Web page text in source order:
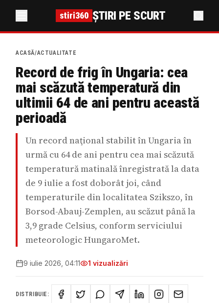
stiri360 ȘTIRI PE SCURT
ACASĂ/ACTUALITATE
Record de frig în Ungaria: cea
mai scăzută temperatură din
ultimii 64 de ani pentru această
perioadă
Un record naţional stabilit în Ungaria în
urmă cu 64 de ani pentru cea mai scăzută
temperatură matinală înregistrată la data
de 9 iulie a fost doborât joi, când
temperaturile din localitatea Szikszo, în
Borsod-Abauj-Zemplen, au scăzut până la
3,9 grade Celsius, conform serviciului
meteorologic HungaroMet.
9 iulie 2026, 04:11 1 vizualizări
DISTRIBUIE: